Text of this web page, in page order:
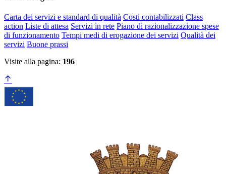
Carta dei servizi e standard di qualità Costi contabilizzati Class
action Liste di attesa Servizi in rete Piano di razionalizzazione spese
di funzionamento Tempi medi di erogazione dei servizi Qualità dei
servizi Buone prassi
Visite alla pagina: 196